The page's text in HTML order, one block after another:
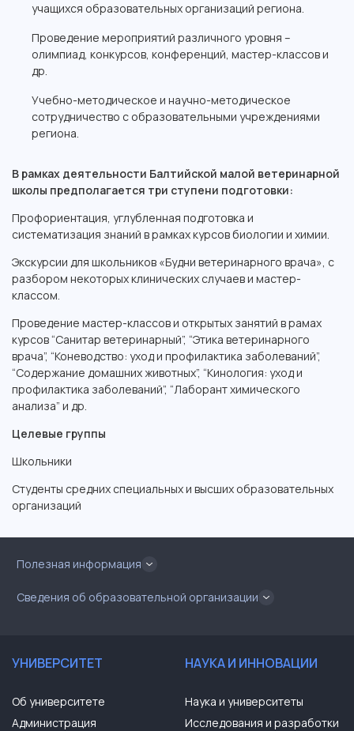
учащихся образовательных организаций региона.
Проведение мероприятий различного уровня –
олимпиад, конкурсов, конференций, мастер-классов и
др.
Учебно-методическое и научно-методическое
сотрудничество с образовательными учреждениями
региона.
В рамках деятельности Балтийской малой ветеринарной
школы предполагается три ступени подготовки:
Профориентация, углубленная подготовка и
систематизация знаний в рамках курсов биологии и химии.
Экскурсии для школьников «Будни ветеринарного врача», с
разбором некоторых клинических случаев и мастер-
классом.
Проведение мастер-классов и открытых занятий в рамах
курсов “Санитар ветеринарный”, “Этика ветеринарного
врача”, “Коневодство: уход и профилактика заболеваний”,
“Содержание домашних животных”, “Кинология: уход и
профилактика заболеваний”, “Лаборант химического
анализа” и др.
Целевые группы
Школьники
Студенты средних специальных и высших образовательных
организаций
Полезная информация
Сведения об образовательной организации
УНИВЕРСИТЕТ
Об университете
Администрация
НАУКА И ИННОВАЦИИ
Наука и университеты
Исследования и разработки